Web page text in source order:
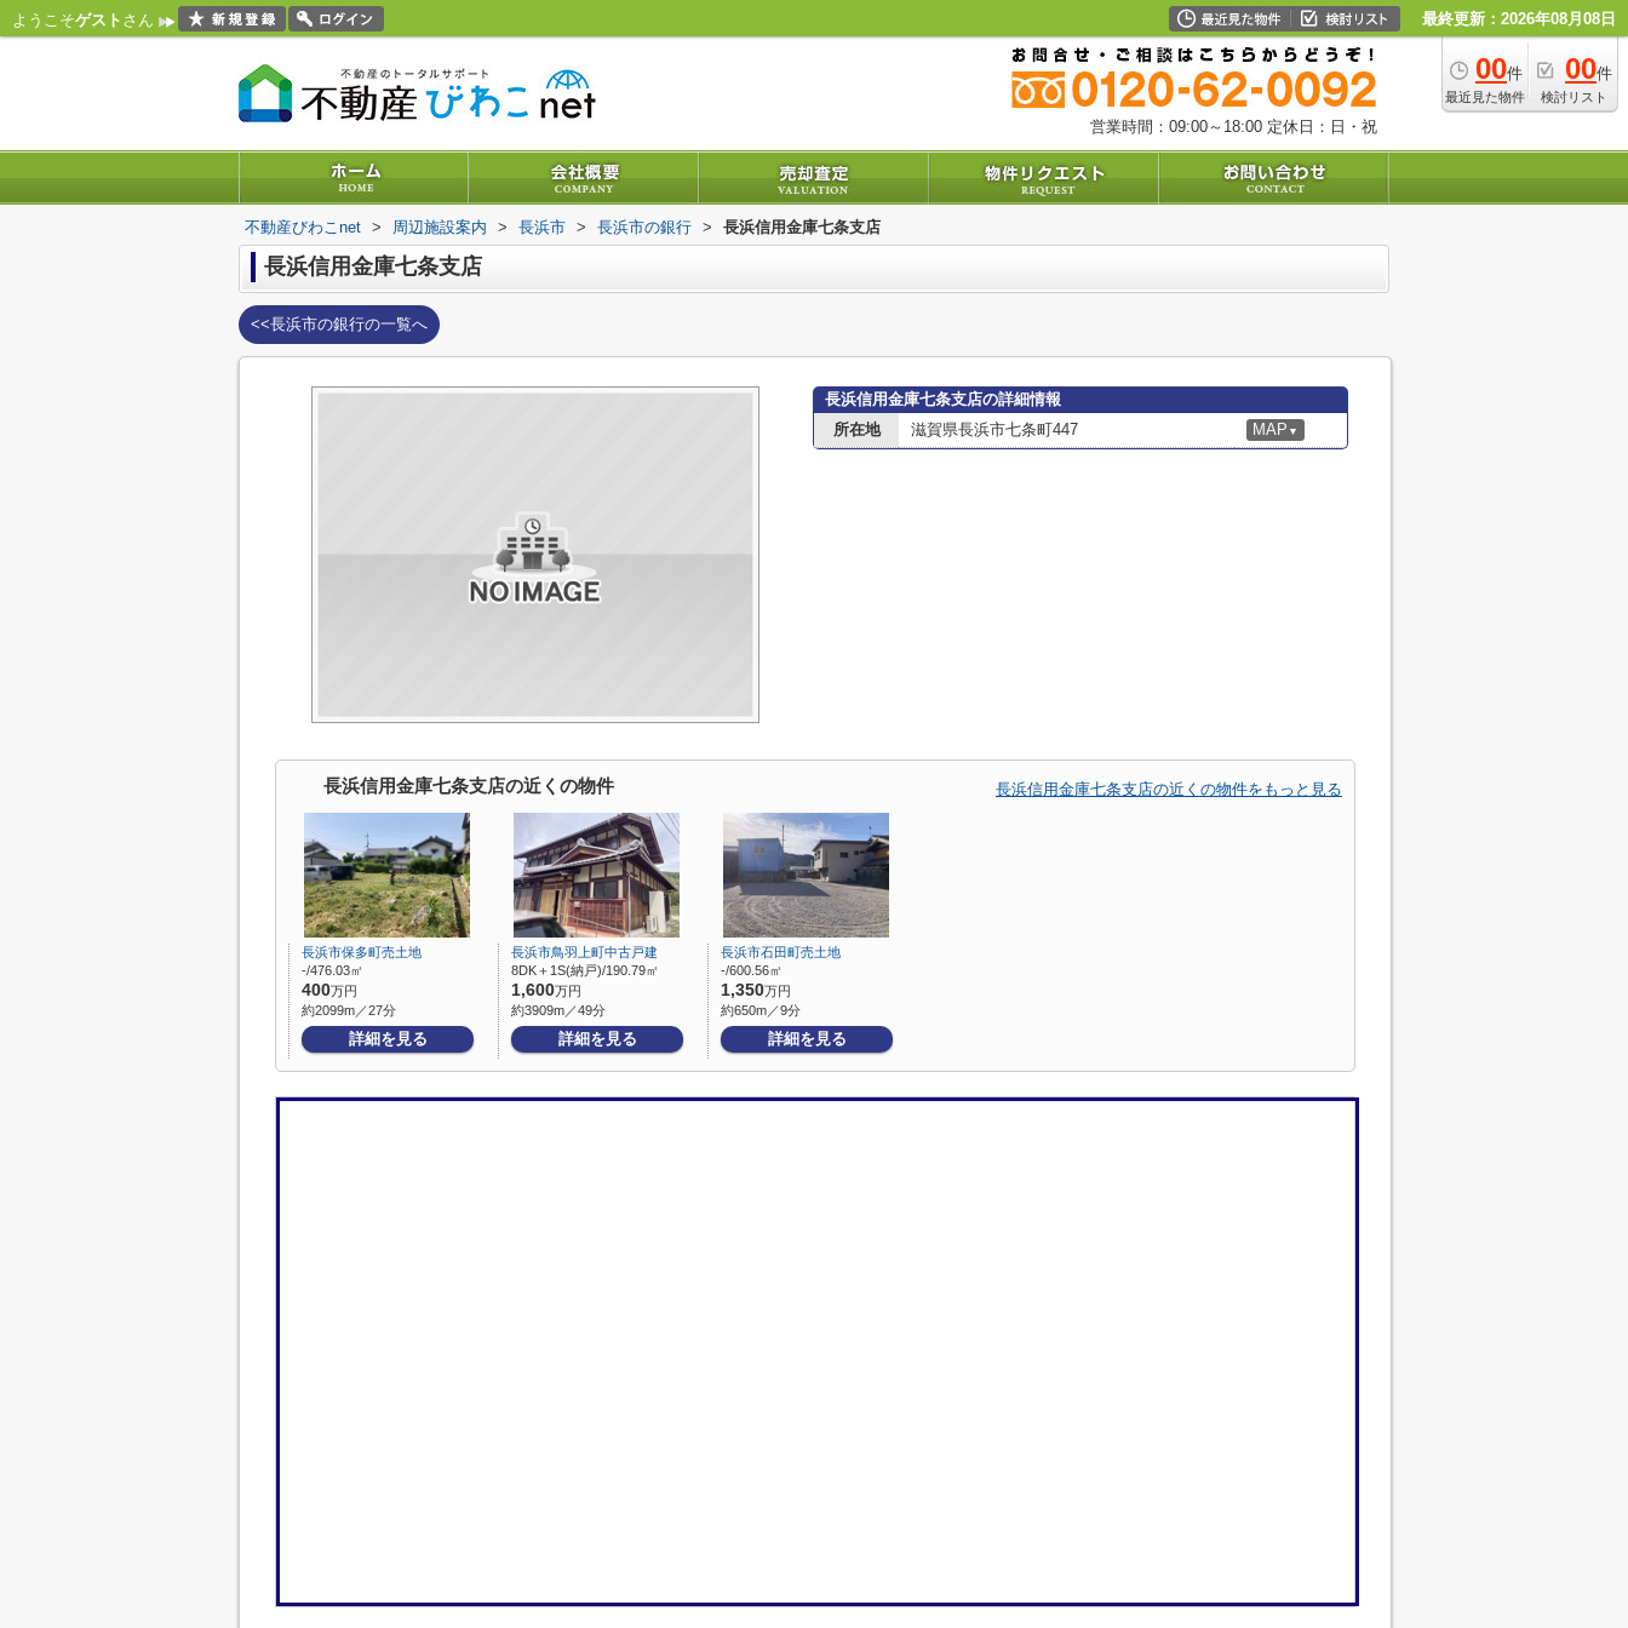
ようこそゲスト さん 最終更新：2026年08月08日
00件
最近見た物件
00件
検討リスト
営業時間：09:00～18:00 定休日：日・祝
不動産びわこnet > 周辺施設案内 > 長浜市 > 長浜市の銀行 > 長浜信用金庫七条支店
長浜信用金庫七条支店
<<長浜市の銀行の一覧へ
長浜信用金庫七条支店の詳細情報
所在地
滋賀県長浜市七条町447 MAP ▼
長浜信用金庫七条支店の近くの物件 長浜信用金庫七条支店の近くの物件をもっと見る
長浜市保多町売土地
-/476.03㎡
400万円
約2099m／27分
詳細を見る
長浜市鳥羽上町中古戸建
8DK＋1S(納戸)/190.79㎡
1,600万円
約3909m／49分
詳細を見る
長浜市石田町売土地
-/600.56㎡
1,350万円
約650m／9分
詳細を見る